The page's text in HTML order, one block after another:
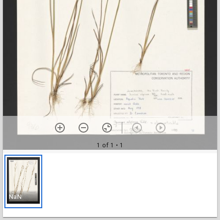
1 of 1 • 1
NaN